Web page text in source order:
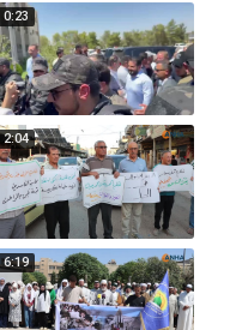
0:23
2:04
6:19